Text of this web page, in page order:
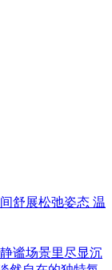
舒展松弛姿态 温
谧场景里尽显沉